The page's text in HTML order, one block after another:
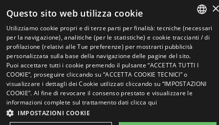
Questo sito utilizza cookie, anche di terze parti,
per inviarti pubblicità e servizi in linea con le tue
preferenze. Se vuoi saperne di più o negare il
consenso a tutti o ad alcuni cookie clicca su
Scopri di più. Chiudendo questo banner,
scorrendo questa pagina o cliccando qualunque
suo elemento acconsenti all’uso dei cookie.
Cookie Policy
Realizzato daTag Marketing
ITALIAN
ENGLISH
GERMAN
FRENCH
Questo sito web utilizza cookie
Utilizziamo cookie propri e di terze parti per finalità: tecniche (necessari
per la navigazione), analitiche (per le statistiche) e cookie traccianti / di
profilazione (relativi alle Tue preferenze) per mostrarti pubblicità
personalizzata sulla base della navigazione delle pagine del sito.
Puoi accettare tutti i cookie premendo il pulsante “ACCETTA TUTTI I
COOKIE”, proseguire cliccando su “ACCETTA COOKIE TECNICI” o
visualizzare i dettagli dei Cookie utilizzati cliccando su “IMPOSTAZIONI
COOKIE”. Al fine di revocare il consenso prestato e visualizzare le
informazioni complete sul trattamento dati clicca qui
IMPOSTAZIONI COOKIE